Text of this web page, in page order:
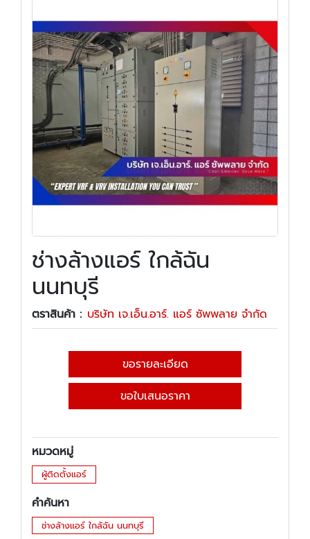
ช่างล้างแอร์ ใกล้ฉัน
นนทบุรี
ตราสินค้า : บริษัท เจ.เอ็น.อาร์. แอร์ ซัพพลาย จำกัด
ขอรายละเอียด
ขอใบเสนอราคา
หมวดหมู่
ผู้ติดตั้งแอร์
คำค้นหา
ช่างล้างแอร์ ใกล้ฉัน นนทบุรี